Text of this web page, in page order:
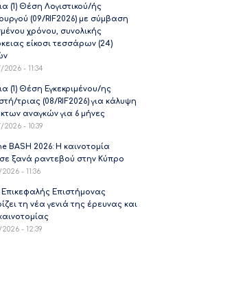
(1) Θέση Λογιστικού/ής
(09/RIF2026) με σύμβαση
χρόνου, συνολικής
είκοσι τεσσάρων (24)
2026 - 11:34
(1) Θέση Εγκεκριμένου/ης
τριας (08/RIF2026) για κάλυψη
αναγκών για 6 μήνες
2026 - 10:39
BASH 2026: Η καινοτομία
ξανά ραντεβού στην Κύπρο
2026 - 11:36
Επιστήμονας
τη νέα γενιά της έρευνας και
2026 - 12:39